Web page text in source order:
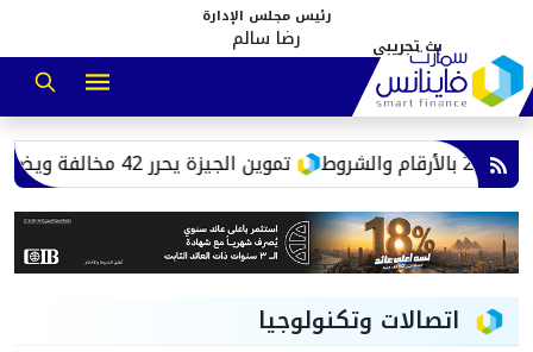
رئيس مجلس الإدارة
رضا سالم
تموين الجيزة يحرر 42 مخالفة ويضبط سكرًا ودقيقًا مدعمًا خلال حملات رقابية
اتصالات وتكنولوجيا